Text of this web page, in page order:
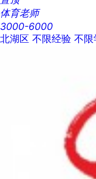
体育老师
3000-6000
北湖区 不限经验 不限